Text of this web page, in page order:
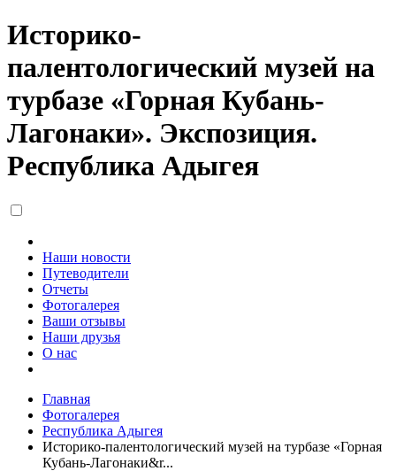
Историко-
палентологический музей на
турбазе «Горная Кубань-
Лагонаки». Экспозиция.
Республика Адыгея
Наши новости
Путеводители
Отчеты
Фотогалерея
Ваши отзывы
Наши друзья
О нас
Главная
Фотогалерея
Республика Адыгея
Историко-палентологический музей на турбазе «Горная
Кубань-Лагонаки&r...